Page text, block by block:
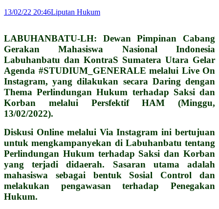
13/02/22 20:46Liputan Hukum
LABUHANBATU-LH: Dewan Pimpinan Cabang
Gerakan Mahasiswa Nasional Indonesia
Labuhanbatu dan KontraS Sumatera Utara Gelar
Agenda #STUDIUM_GENERALE melalui Live On
Instagram, yang dilakukan secara Daring dengan
Thema Perlindungan Hukum terhadap Saksi dan
Korban melalui Persfektif HAM (Minggu,
13/02/2022).
Diskusi Online melalui Via Instagram ini bertujuan
untuk mengkampanyekan di Labuhanbatu tentang
Perlindungan Hukum terhadap Saksi dan Korban
yang terjadi didaerah. Sasaran utama adalah
mahasiswa sebagai bentuk Sosial Control dan
melakukan pengawasan terhadap Penegakan
Hukum.